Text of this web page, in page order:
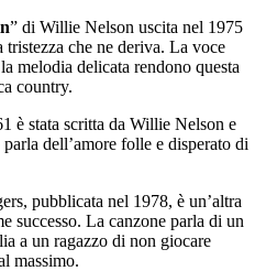
” di Willie Nelson uscita nel 1975
tristezza che ne deriva. La voce
melodia delicata rendono questa
country.
è stata scritta da Willie Nelson e
dell’amore folle e disperato di
pubblicata nel 1978, è un’altra
successo. La canzone parla di un
a un ragazzo di non giocare
massimo.